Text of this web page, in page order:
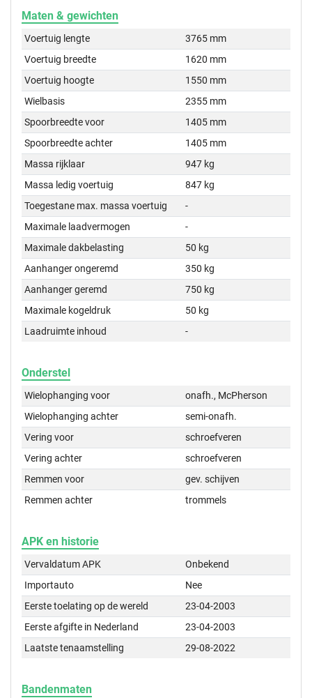
Maten & gewichten
Voertuig lengte
3765 mm
Voertuig breedte
1620 mm
Voertuig hoogte
1550 mm
Wielbasis
2355 mm
Spoorbreedte voor
1405 mm
Spoorbreedte achter
1405 mm
Massa rijklaar
947 kg
Massa ledig voertuig
847 kg
Toegestane max. massa voertuig
-
Maximale laadvermogen
-
Maximale dakbelasting
50 kg
Aanhanger ongeremd
350 kg
Aanhanger geremd
750 kg
Maximale kogeldruk
50 kg
Laadruimte inhoud
-
Onderstel
Wielophanging voor
onafh., McPherson
Wielophanging achter
semi-onafh.
Vering voor
schroefveren
Vering achter
schroefveren
Remmen voor
gev. schijven
Remmen achter
trommels
APK en historie
Vervaldatum APK
Onbekend
Importauto
Nee
Eerste toelating op de wereld
23-04-2003
Eerste afgifte in Nederland
23-04-2003
Laatste tenaamstelling
29-08-2022
Bandenmaten